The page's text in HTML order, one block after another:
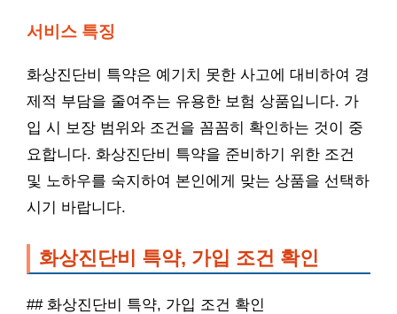
서비스 특징
화상진단비 특약은 예기치 못한 사고에 대비하여 경
제적 부담을 줄여주는 유용한 보험 상품입니다. 가
입 시 보장 범위와 조건을 꼼꼼히 확인하는 것이 중
요합니다. 화상진단비 특약을 준비하기 위한 조건
및 노하우를 숙지하여 본인에게 맞는 상품을 선택하
시기 바랍니다.
화상진단비 특약, 가입 조건 확인
## 화상진단비 특약, 가입 조건 확인